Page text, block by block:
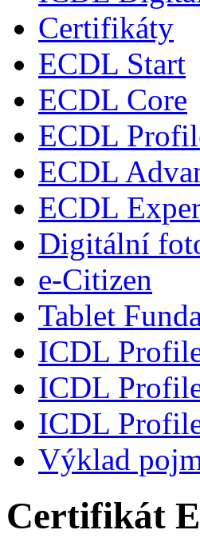
Certifikáty
ECDL Start
ECDL Core
ECDL
ECDL
ECDL
Digitální
e-Citizen
Tablet
ICDL
ICDL
ICDL
Výklad
Certifikát